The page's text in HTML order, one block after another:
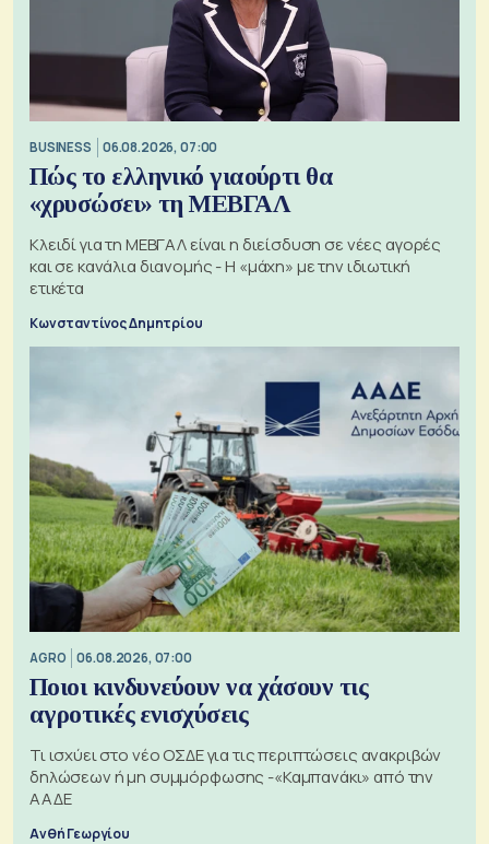
BUSINESS 06.08.2026, 07:00
Πώς το ελληνικό γιαούρτι θα
«χρυσώσει» τη ΜΕΒΓΑΛ
Κλειδί για τη ΜΕΒΓΑΛ είναι η διείσδυση σε νέες αγορές
και σε κανάλια διανομής - Η «μάχη» με την ιδιωτική
ετικέτα
Κωνσταντίνος Δημητρίου
AGRO 06.08.2026, 07:00
Ποιοι κινδυνεύουν να χάσουν τις
αγροτικές ενισχύσεις
Τι ισχύει στο νέο ΟΣΔΕ για τις περιπτώσεις ανακριβών
δηλώσεων ή μη συμμόρφωσης -«Καμπανάκι» από την
ΑΑΔΕ
Ανθή Γεωργίου